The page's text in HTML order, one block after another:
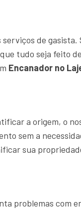
de
tudo seja feito
Encanador no
a origem, o
sem a
sua
problemas com